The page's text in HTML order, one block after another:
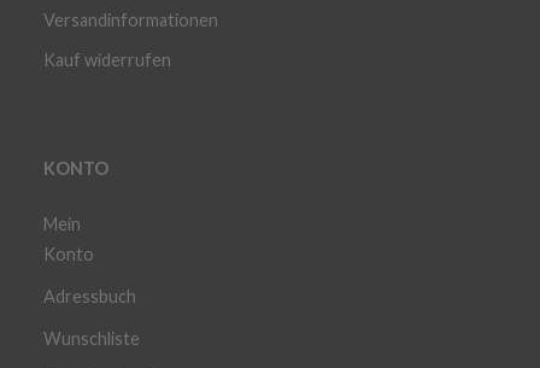
Versandinformationen
Kauf widerrufen
KONTO
Mein
Konto
Adressbuch
Wunschliste